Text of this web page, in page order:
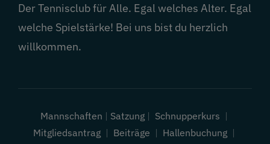
Der Tennisclub für Alle. Egal welches Alter. Egal
welche Spielstärke! Bei uns bist du herzlich
willkommen.
Mannschaften | Satzung| Schnupperkurs |
Mitgliedsantrag| Beiträge | Hallenbuchung|